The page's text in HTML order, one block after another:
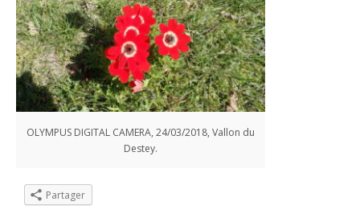
OLYMPUS DIGITAL CAMERA, 24/03/2018, Vallon du
Destey.
Partager